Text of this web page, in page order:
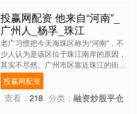
投赢网配资 他来自“河南”_
广州人_杨孚_珠江
老广习惯把今天海珠区称为“河南”，不
少人认为是该区位于珠江南岸的原因，
其实不尽然。广州市区靠近珠江的街巷
叫作“海傍街”，一德路和海珠广场一带
旧称“海皮”，江上曾....
投赢网配资
查看：218 分类：融资炒股平仓